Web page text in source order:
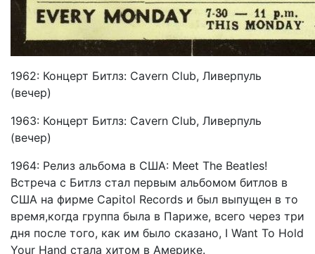
1962: Концерт Битлз: Cavern Club, Ливерпуль
(вечер)
1963: Концерт Битлз: Cavern Club, Ливерпуль
(вечер)
1964: Релиз альбома в США: Meet The Beatles!
Встреча с Битлз стал первым альбомом битлов в
США на фирме Capitol Records и был выпущен в то
время,когда группа была в Париже, всего через три
дня после того, как им было сказано, I Want To Hold
Your Hand cтала хитом в Америке.